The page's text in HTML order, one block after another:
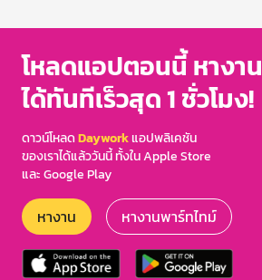
โหลดแอปตอนนี้ หางาน
ได้ทันทีเร็วสุด 1 ชั่วโมง!
ดาวน์โหลดDayworkแอปพลิเคชัน
ของเราได้แล้ววันนี้ ทั้งใน Apple Store
และ Google Play
หางาน หางานพาร์ทไทม์